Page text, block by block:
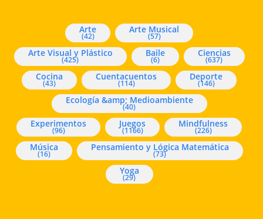
Arte
(42)
Arte Musical
(57)
Arte Visual y Plástico
(425)
Baile
(6)
Ciencias
(637)
Cocina
(43)
Cuentacuentos
(114)
Deporte
(146)
Ecología &amp; Medioambiente
(40)
Experimentos
(96)
Juegos
(1166)
Mindfulness
(226)
Música
(16)
Pensamiento y Lógica Matemática
(73)
Yoga
(29)